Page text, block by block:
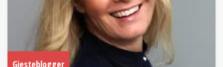
Gjesteblogger